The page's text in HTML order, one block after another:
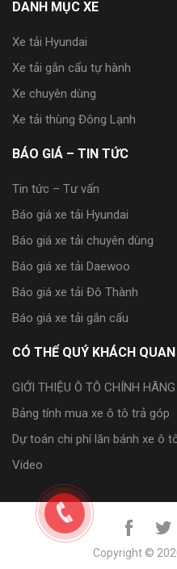
DANH MỤC XE
Xe tải Hyundai
Xe tải gắn cẩu tự hành
Xe chuyên dùng
Xe tải thùng Đông Lạnh
BÁO GIÁ – TIN TỨC
Tin tức – Tư vấn
Báo giá xe tải Hyundai
Báo giá xe tải chuyên dùng
Báo giá xe tải Daewoo
Báo giá xe tải Đô Thành
Báo giá xe tải gắn cẩu
CÓ THỂ QUÝ KHÁCH
GIỚI THIỆU Ô TÔ CHÍNH HÃNG
Bảng tính mua xe ô tô trả góp
Dự toán chi phí lăn bánh xe ô
Video
Copyright ©